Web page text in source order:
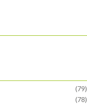
(79)
(78)